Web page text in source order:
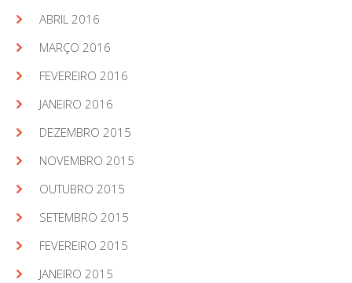
ABRIL 2016
MARÇO 2016
FEVEREIRO 2016
JANEIRO 2016
DEZEMBRO 2015
NOVEMBRO 2015
OUTUBRO 2015
SETEMBRO 2015
FEVEREIRO 2015
JANEIRO 2015